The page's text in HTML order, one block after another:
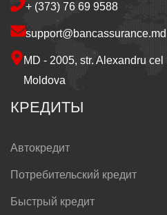
+ (373) 76 69 9588
support@bancassurance.md
MD - 2005, str. Alexandru
Moldova
КРЕДИТЫ
Автокредит
Потребительский кредит
Быстрый кредит